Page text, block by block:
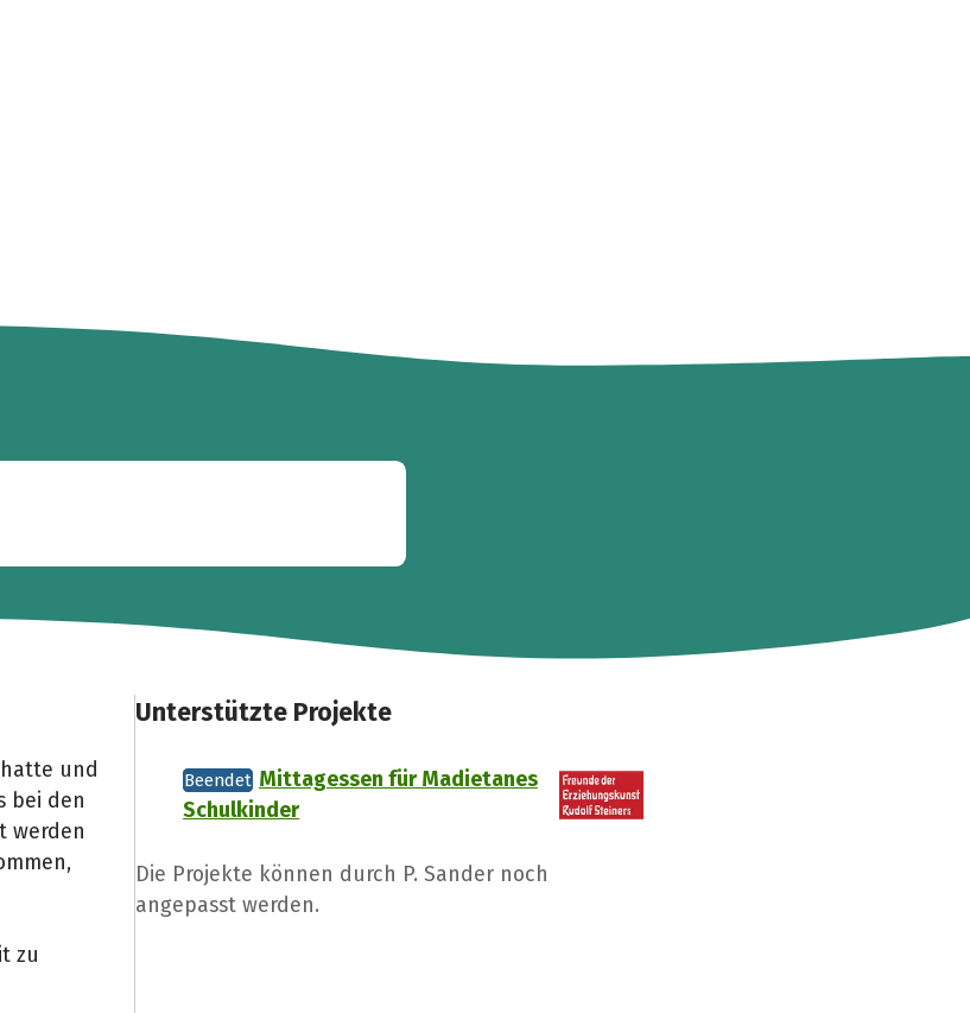
und
bei den
werden
zu
Unterstützte Projekte
Beendet Mittagessen für Madietanes
Schulkinder
Die Projekte können durch P. Sander noch
angepasst werden.